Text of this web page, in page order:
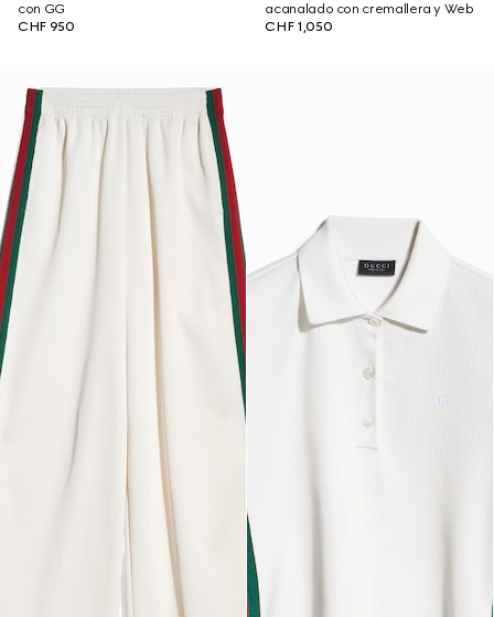
con GG
CHF 950
acanalado con cremallera y Web
CHF 1,050